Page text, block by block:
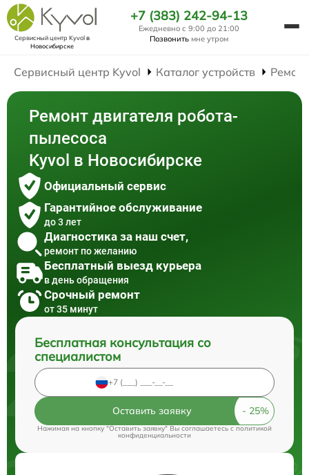
Сервисный центр Kyvolв
Новосибирске
+7 (383) 242-94-13
Ежедневно с 9:00 до 21:00
Позвонить мне утром
Сервисный центр Kyvol Каталог устройств
Ремонт двигателя робота-
пылесоса
Kyvol в Новосибирске
Официальный сервис
Гарантийное обслуживание
до 3 лет
Диагностика за наш счет,
ремонт по желанию
Бесплатный выезд курьера
в день обращения
Срочный ремонт
от 35 минут
Бесплатная консультация со
специалистом
Оставить заявку
Нажимая на кнопку "Оставить заявку" Вы соглашаетесь cполитикой
конфиденциальности